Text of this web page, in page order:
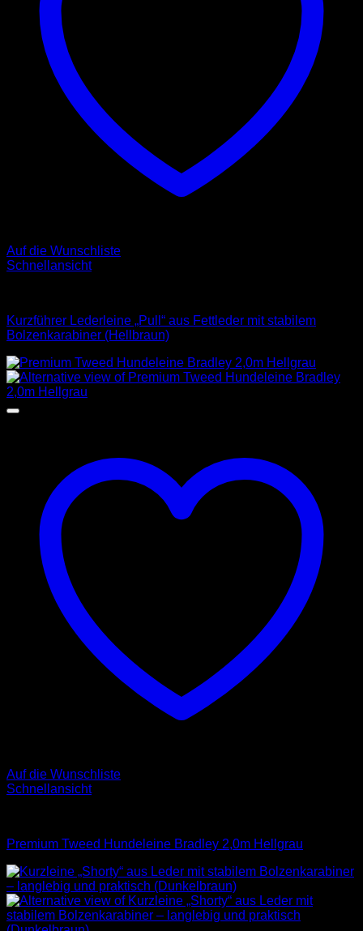
Auf die Wunschliste
Schnellansicht
Kurzführer Lederleine „Pull“ aus Fettleder mit stabilem
Bolzenkarabiner (Hellbraun)
Auf die Wunschliste
Schnellansicht
Premium Tweed Hundeleine Bradley 2,0m Hellgrau